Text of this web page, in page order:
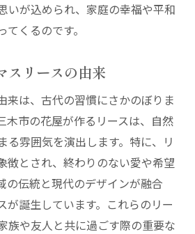
いが込められ、家庭の幸福や平和
くるのです。
スリースの由来
来は、古代の習慣にさかのぼりま
木市の花屋が作るリースは、自然
る雰囲気を演出します。特に、リ
徴とされ、終わりのない愛や希望
の伝統と現代のデザインが融合
が誕生しています。これらのリー
族や友人と共に過ごす際の重要な